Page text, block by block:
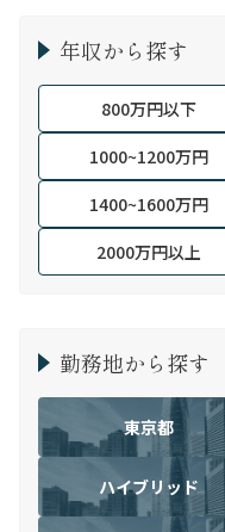
年収から探す
800万円以下
1000~1200万円
1400~1600万円
2000万円以上
勤務地から探す
東京都
ハイブリッド